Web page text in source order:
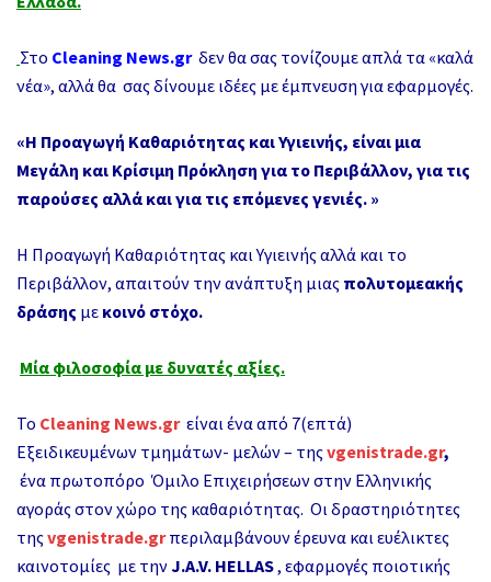
Στο Cleaning News.gr δεν θα σας τονίζουμε απλά τα «καλά
νέα», αλλά θα σας δίνουμε ιδέες με έμπνευση για εφαρμογές.
«Η Προαγωγή Καθαριότητας και Υγιεινής, είναι μια
Μεγάλη και Κρίσιμη Πρόκληση για το Περιβάλλον, για τις
παρούσες αλλά και για τις επόμενες γενιές. »
Η Προαγωγή Καθαριότητας και Υγιεινής αλλά και το
Περιβάλλον, απαιτούν την ανάπτυξη μιας πολυτομεακής
δράσης μεκοινό στόχο.
Μία φιλοσοφία με δυνατές αξίες.
Το Cleaning News.gr είναι ένα από 7(επτά)
Εξειδικευμένων τμημάτων- μελών – τηςvgenistrade.gr,
ένα πρωτοπόρο Όμιλο Επιχειρήσεων στην Ελληνικής
αγοράς στον χώρο της καθαριότητας. Οι δραστηριότητες
τηςvgenistrade.grπεριλαμβάνουν έρευνα και ευέλικτες
καινοτομίες με τηνJ.A.V. HELLAS, εφαρμογές ποιοτικής